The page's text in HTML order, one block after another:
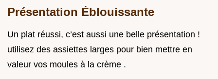
Présentation Éblouissante
Un plat réussi, c’est aussi une belle présentation !
utilisez des assiettes larges pour bien mettre en
valeur vos moules à la crème .